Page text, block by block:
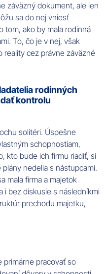
záväzný dokument, ale len
sa do nej vniesť
tom, ako by mala rodinná
To, čo je v nej, však
cez právne záväzné
rodinných
kontrolu
solitéri. Úspešne
schopnostiam,
kto bude ich firmu riadiť, si
nedelia s nástupcami.
mala firma a majetok
i bez diskusie s následníkmi
prechodu majetku,
primárne pracovať so